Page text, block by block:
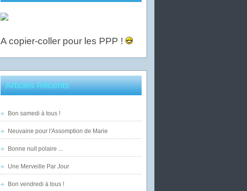
A copier-coller pour les PPP !
Articles Récents
Bon samedi à tous !
Neuvaine pour l'Assomption de Marie
Bonne nuit polaire ...
Une Merveille Par Jour
Bon vendredi à tous !